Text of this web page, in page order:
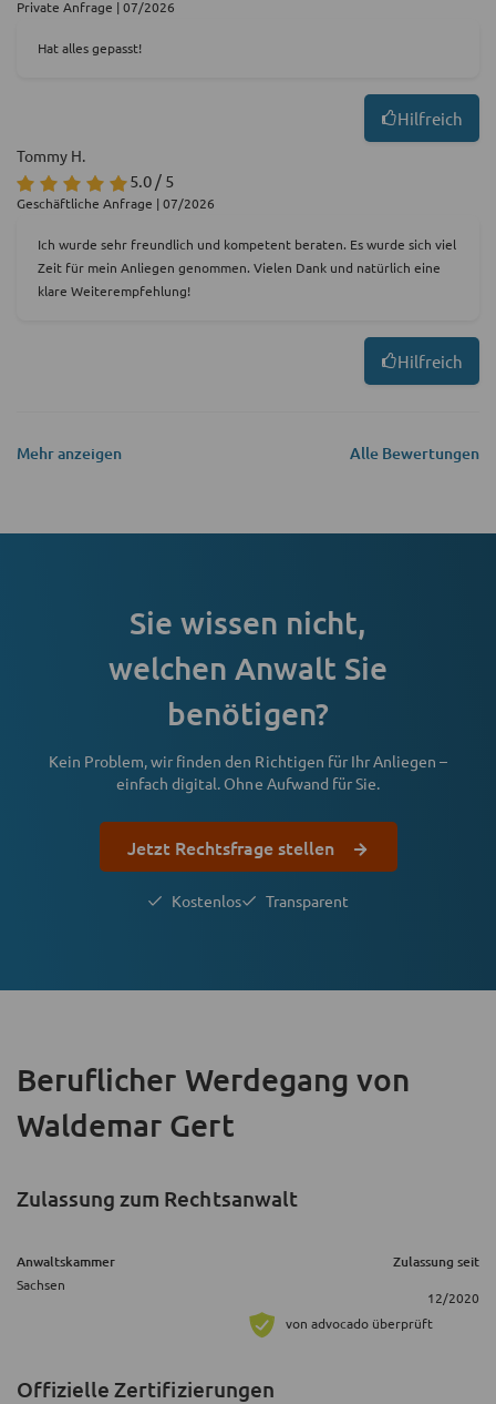
Private Anfrage | 07/2026
Hat alles gepasst!
Hilfreich
Tommy H.
5.0 / 5
Geschäftliche Anfrage | 07/2026
Ich wurde sehr freundlich und kompetent beraten. Es wurde sich viel
Zeit für mein Anliegen genommen. Vielen Dank und natürlich eine
klare Weiterempfehlung!
Hilfreich
Mehr anzeigen Alle Bewertungen
Sie wissen nicht,
welchen Anwalt Sie
benötigen?
Kein Problem, wir finden den Richtigen für Ihr Anliegen –
einfach digital. Ohne Aufwand für Sie.
Jetzt Rechtsfrage stellen
Kostenlos Transparent
Beruflicher Werdegang von
Waldemar Gert
Zulassung zum Rechtsanwalt
Anwaltskammer Zulassung seit
Sachsen
12/2020
von advocado überprüft
Offizielle Zertifizierungen